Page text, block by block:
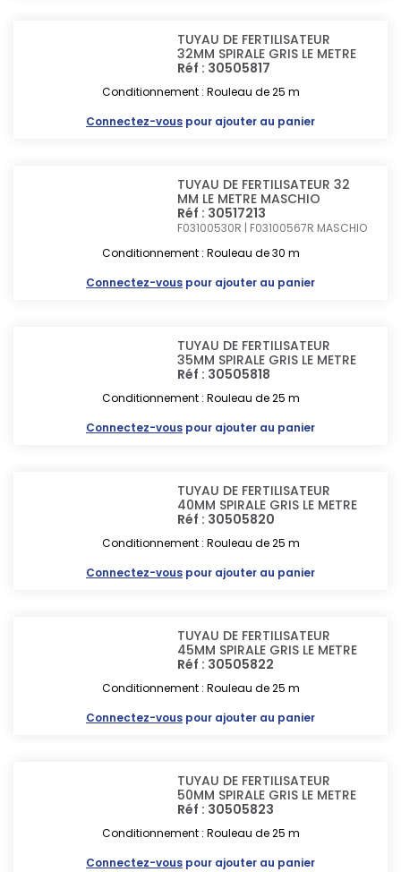
TUYAU DE FERTILISATEUR
32MM SPIRALE GRIS LE METRE
Réf : 30505817
Conditionnement : Rouleau de 25 m
Connectez-vous pour ajouter au panier
TUYAU DE FERTILISATEUR 32
MM LE METRE MASCHIO
Réf : 30517213
F03100530R | F03100567R MASCHIO
Conditionnement : Rouleau de 30 m
Connectez-vous pour ajouter au panier
TUYAU DE FERTILISATEUR
35MM SPIRALE GRIS LE METRE
Réf : 30505818
Conditionnement : Rouleau de 25 m
Connectez-vous pour ajouter au panier
TUYAU DE FERTILISATEUR
40MM SPIRALE GRIS LE METRE
Réf : 30505820
Conditionnement : Rouleau de 25 m
Connectez-vous pour ajouter au panier
TUYAU DE FERTILISATEUR
45MM SPIRALE GRIS LE METRE
Réf : 30505822
Conditionnement : Rouleau de 25 m
Connectez-vous pour ajouter au panier
TUYAU DE FERTILISATEUR
50MM SPIRALE GRIS LE METRE
Réf : 30505823
Conditionnement : Rouleau de 25 m
Connectez-vous pour ajouter au panier